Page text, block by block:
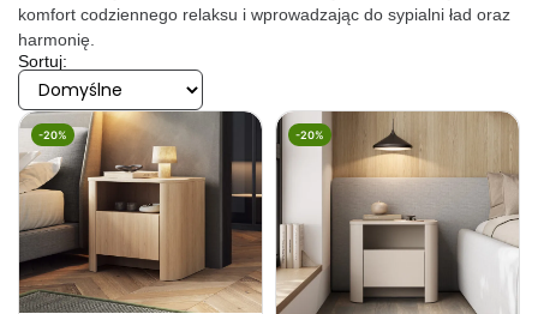
komfort codziennego relaksu i wprowadzając do sypialni ład oraz
harmonię.
Sortuj:
-20% -20%